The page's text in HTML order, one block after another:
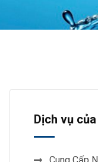
Dịch vụ